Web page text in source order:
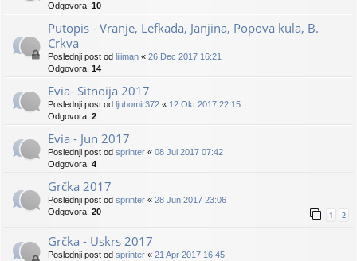
Odgovora: 10
Putopis - Vranje, Lefkada, Janjina, Popova kula, B.
Crkva
Poslednji post od liiiman « 26 Dec 2017 16:21
Odgovora: 14
Evia- Sitnoija 2017
Poslednji post od ljubomir372 « 12 Okt 2017 22:15
Odgovora: 2
Evia - Jun 2017
Poslednji post od sprinter « 08 Jul 2017 07:42
Odgovora: 4
Grčka 2017
Poslednji post od sprinter « 28 Jun 2017 23:06
Odgovora: 20 1 2
Grčka - Uskrs 2017
Poslednji post od sprinter « 21 Apr 2017 16:45